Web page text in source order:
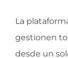
La
gestionen
desde un